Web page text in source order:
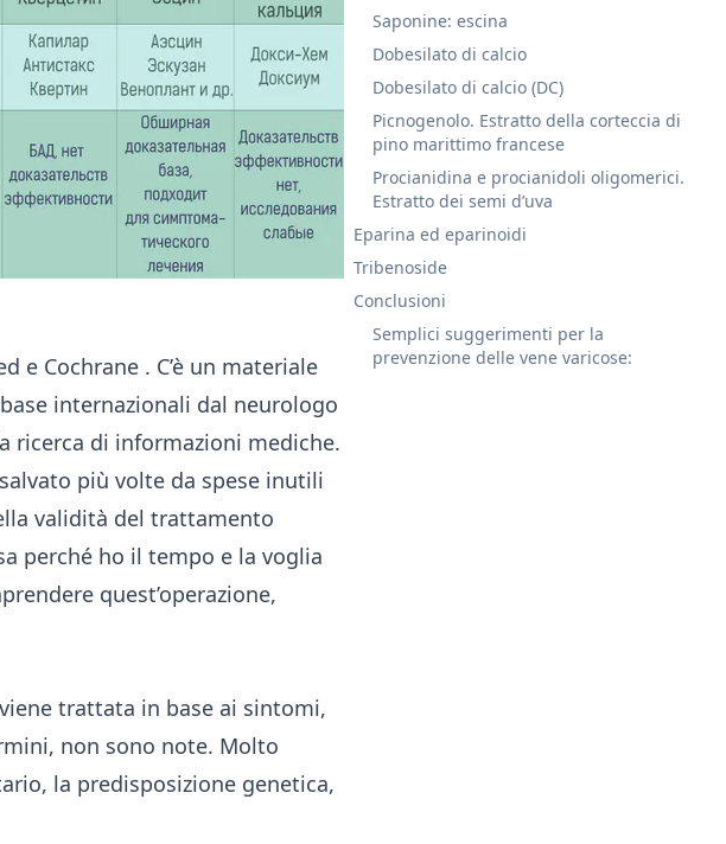
e Cochrane . C’è un materiale
internazionali dal neurologo
ricerca di informazioni mediche.
più volte da spese inutili
validità del trattamento
perché ho il tempo e la voglia
quest’operazione,
trattata in base ai sintomi,
non sono note. Molto
la predisposizione genetica,
Saponine: escina
Dobesilato di calcio
Dobesilato di calcio (DC)
Picnogenolo. Estratto della corteccia di
pino marittimo francese
Procianidina e procianidoli oligomerici.
Estratto dei semi d’uva
Eparina ed eparinoidi
Tribenoside
Conclusioni
Semplici suggerimenti per la
prevenzione delle vene varicose: